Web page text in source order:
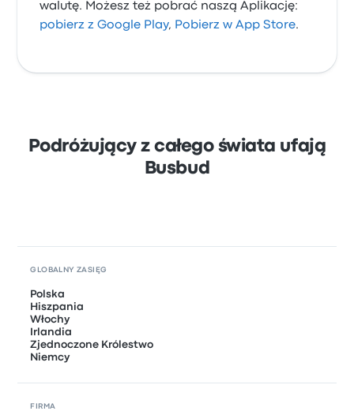
walutę. Możesz też pobrać naszą Aplikację:
pobierz z Google Play, Pobierz w App Store.
Podróżujący z całego świata ufają
Busbud
GLOBALNY ZASIĘG
Polska
Hiszpania
Włochy
Irlandia
Zjednoczone Królestwo
Niemcy
FIRMA